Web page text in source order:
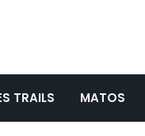
TRAILS MATOS